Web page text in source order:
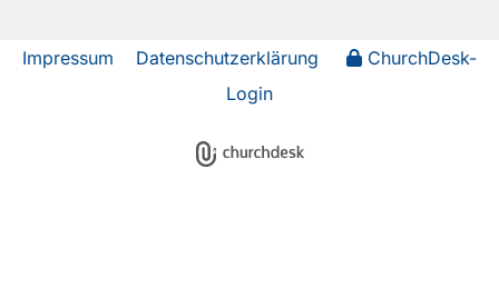
Impressum Datenschutzerklärung
ChurchDesk-
Login